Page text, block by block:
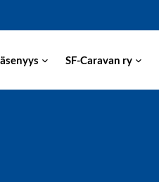
SF-Caravan ry